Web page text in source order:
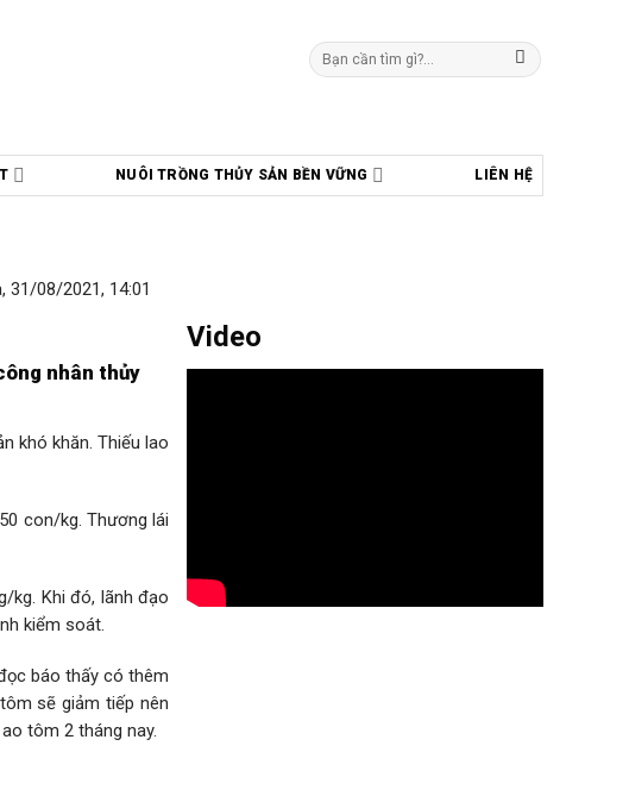
Tìm
kiếm:
NUÔI TRỒNG THỦY SẢN BỀN VỮNG LIÊN HỆ
31/08/2021, 14:01
nhân thủy
khó khăn. Thiếu lao
con/kg. Thương lái
kg. Khi đó, lãnh đạo
kiểm soát.
báo thấy có thêm
sẽ giảm tiếp nên
tôm 2 tháng nay.
Video